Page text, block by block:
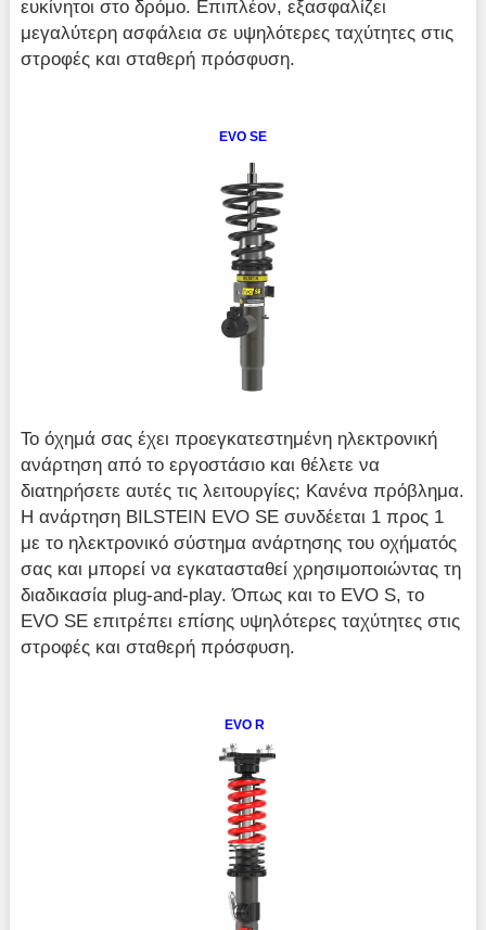
ευκίνητοι στο δρόμο. Επιπλέον, εξασφαλίζει
μεγαλύτερη ασφάλεια σε υψηλότερες ταχύτητες στις
στροφές και σταθερή πρόσφυση.
EVO SE
Το όχημά σας έχει προεγκατεστημένη ηλεκτρονική
ανάρτηση από το εργοστάσιο και θέλετε να
διατηρήσετε αυτές τις λειτουργίες; Κανένα πρόβλημα.
Η ανάρτηση BILSTEIN EVO SE συνδέεται 1 προς 1
με το ηλεκτρονικό σύστημα ανάρτησης του οχήματός
σας και μπορεί να εγκατασταθεί χρησιμοποιώντας τη
διαδικασία plug-and-play. Όπως και το EVO S, το
EVO SE επιτρέπει επίσης υψηλότερες ταχύτητες στις
στροφές και σταθερή πρόσφυση.
EVO R